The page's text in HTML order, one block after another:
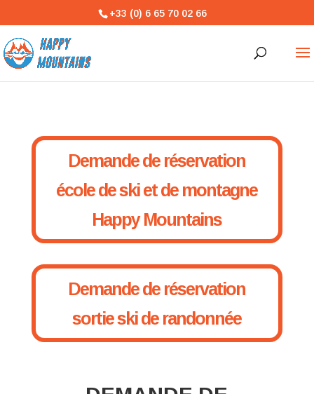
+33 (0) 6 65 70 02 66
Demande de réservation
école de ski et de montagne
Happy Mountains
Demande de réservation
sortie ski de randonnée